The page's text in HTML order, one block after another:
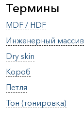
Термины
MDF / HDF
Инженерный массив
Dry skin
Короб
Петля
Тон (тонировка)